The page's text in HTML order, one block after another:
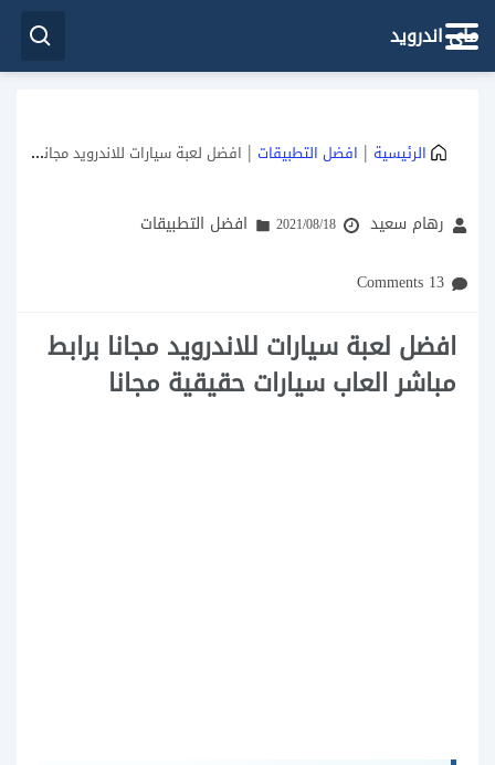
ماي اندرويد
الرئيسية | افضل التطبيقات | افضل لعبة سيارات للاندرويد مجانا برابط مباشر العاب سيارات حقيقية مجانا
رهام سعيد 2021/08/18
افضل التطبيقات
13 Comments
افضل لعبة سيارات للاندرويد مجانا برابط
مباشر العاب سيارات حقيقية مجانا